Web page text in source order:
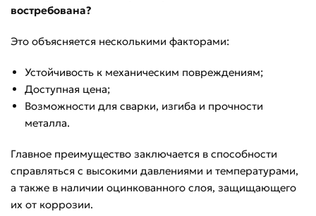
востребована?
Это объясняется несколькими факторами:
Устойчивость к механическим повреждениям;
Доступная цена;
Возможности для сварки, изгиба и прочности
металла.
Главное преимущество заключается в способности
справляться с высокими давлениями и температурами,
а также в наличии оцинкованного слоя, защищающего
их от коррозии.